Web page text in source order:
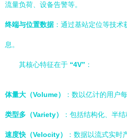
流量负荷、设备告警等。
终端与位置数据：通过基站定位等技术
息。
其核心特征在于 “4V” ：
体量大（Volume） ：数以亿计的用户
类型多（Variety） ：包括结构化、半
速度快（Velocity） ：数据以流式实时